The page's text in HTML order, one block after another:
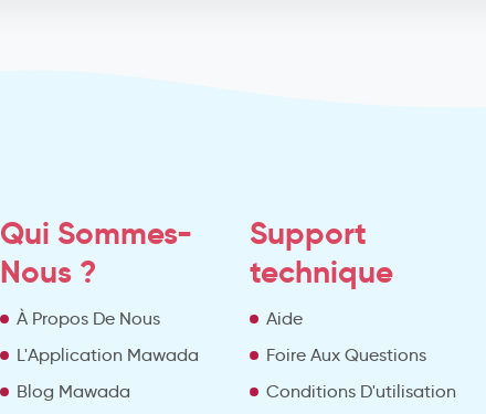
Qui Sommes-
Nous ?
À Propos De Nous
L'Application Mawada
Blog Mawada
Support
technique
Aide
Foire Aux Questions
Conditions D'utilisation